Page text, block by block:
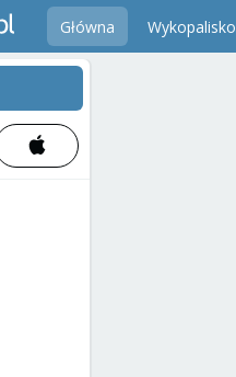
Główna Wykopalisko